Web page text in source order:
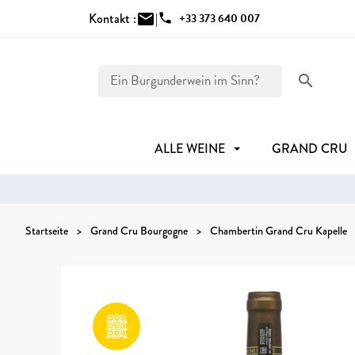
Kontakt :mail|phone +33 373 640 007
search
ALLE WEINE GRAND CRU
Startseite Grand Cru Bourgogne Chambertin Grand Cru Kapelle